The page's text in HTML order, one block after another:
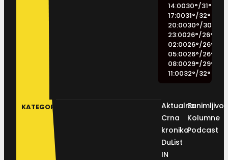
14:0030°/31°
17:0031°/32°
20:0030°/30
23:0026°/26°
02:0026°/26°
05:0026°/26°
08:0029°/29°
11:0032°/32°
KATEGORIJE
Aktualno
Crna
kronika
DuList
IN
Kolumne
Podcast